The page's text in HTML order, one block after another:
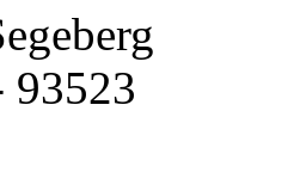
93523